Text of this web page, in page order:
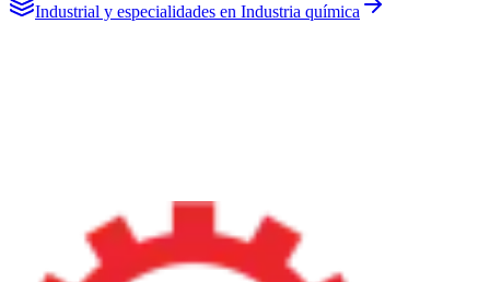
Industrial y especialidades en Industria química